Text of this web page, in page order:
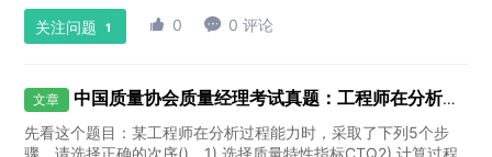
考试，报名时间是5月10日~6月10日，考试时间是6月29日。算
下来还剩5个多月的备考时间，鉴于质量经理的知识点范围很广，
备考时间还是比较紧张的。1.报名费用注册质量经理的报名...
关注问题 1  0  0 评论
文章 中国质量协会质量经理考试真题：工程师在分析过程能力时采取下列5个步骤，请选择正确次序
先看这个题目：某工程师在分析过程能力时，采取了下列5个步